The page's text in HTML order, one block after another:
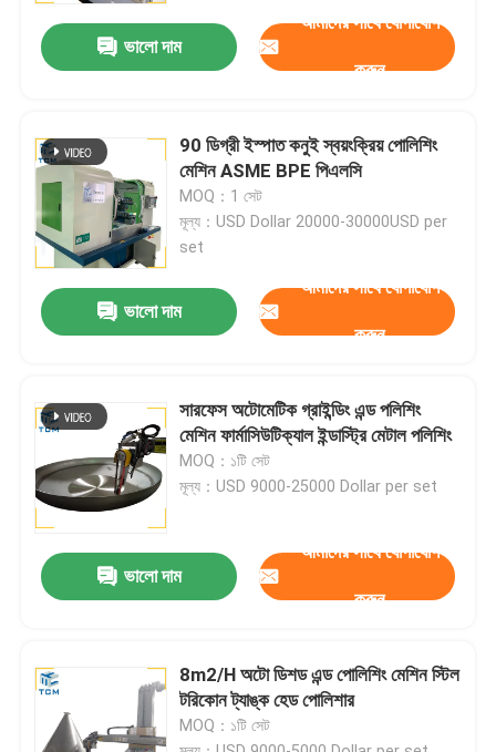
পণ্য
আমাদের সম্বন্ধে
কারখানা পরিদর্শন
আমাদের সাথে যোগাযোগ করুন
খবর
মামলা
একটি উদ্ধৃতি অনুরোধ
ট্যাংক পোলিশিং মেশিন
ভালো দাম
আমাদের সাথে যোগাযোগ
করুন
90 ডিগ্রী ইস্পাত কনুই স্বয়ংক্রিয় পোলিশিং
মেশিন ASME BPE পিএলসি
MOQ：1 সেট
মূল্য：USD Dollar 20000-30000USD per
set
ভালো দাম
আমাদের সাথে যোগাযোগ
করুন
সারফেস অটোমেটিক গ্রাইন্ডিং এন্ড পলিশিং
মেশিন ফার্মাসিউটিক্যাল ইন্ডাস্ট্রি মেটাল পলিশিং
MOQ：১টি সেট
মূল্য：USD 9000-25000 Dollar per set
ভালো দাম
আমাদের সাথে যোগাযোগ
করুন
8m2/H অটো ডিশড এন্ড পোলিশিং মেশিন স্টিল
টরিকোন ট্যাঙ্ক হেড পোলিশার
MOQ：১টি সেট